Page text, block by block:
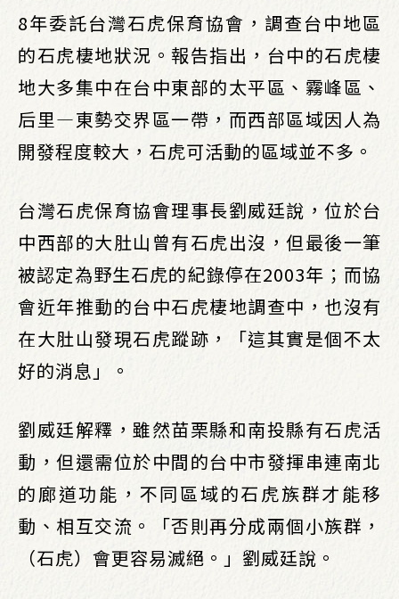
8年委託台灣石虎保育協會，調查台中地區
的石虎棲地狀況。報告指出，台中的石虎棲
地大多集中在台中東部的太平區、霧峰區、
后里—東勢交界區一帶，而西部區域因人為
開發程度較大，石虎可活動的區域並不多。
台灣石虎保育協會理事長劉威廷說，位於台
中西部的大肚山曾有石虎出沒，但最後一筆
被認定為野生石虎的紀錄停在2003年；而協
會近年推動的台中石虎棲地調查中，也沒有
在大肚山發現石虎蹤跡，「這其實是個不太
好的消息」。
劉威廷解釋，雖然苗栗縣和南投縣有石虎活
動，但還需位於中間的台中市發揮串連南北
的廊道功能，不同區域的石虎族群才能移
動、相互交流。「否則再分成兩個小族群，
（石虎）會更容易滅絕。」劉威廷說。